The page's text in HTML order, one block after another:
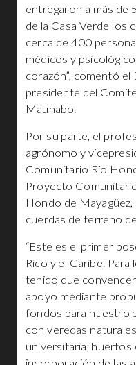
entregaron a más de
de la Casa Verde los
cerca de 400
médicos y
corazón”, comentó
presidente del
Maunabo.
Por su parte, el
agrónomo y
Comunitario Río
Proyecto
Hondo de
cuerdas de terreno
“Este es el primer
Rico y el Caribe.
tenido que convencer
apoyo mediante
fondos para nuestro
con veredas
universitaria, huertos